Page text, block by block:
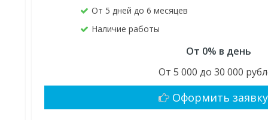
От 5 дней до 6 месяцев
Наличие работы
От 0% в день
От 5 000 до 30 000
Оформить заявку